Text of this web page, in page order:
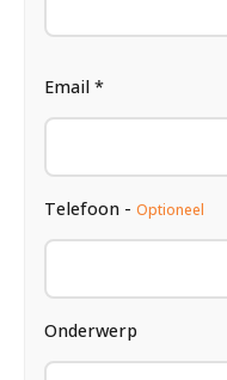
Email *
Telefoon - Optioneel
Onderwerp